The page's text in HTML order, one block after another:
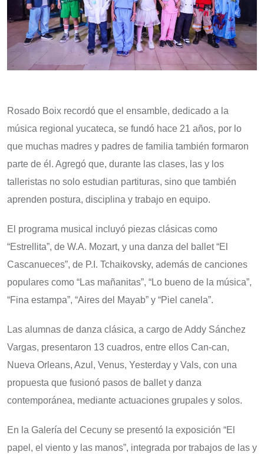
Rosado Boix recordó que el ensamble, dedicado a la
música regional yucateca, se fundó hace 21 años, por lo
que muchas madres y padres de familia también formaron
parte de él. Agregó que, durante las clases, las y los
talleristas no solo estudian partituras, sino que también
aprenden postura, disciplina y trabajo en equipo.
El programa musical incluyó piezas clásicas como
“Estrellita”, de W.A. Mozart, y una danza del ballet “El
Cascanueces”, de P.I. Tchaikovsky, además de canciones
populares como “Las mañanitas”, “Lo bueno de la música”,
“Fina estampa”, “Aires del Mayab” y “Piel canela”.
Las alumnas de danza clásica, a cargo de Addy Sánchez
Vargas, presentaron 13 cuadros, entre ellos Can-can,
Nueva Orleans, Azul, Venus, Yesterday y Vals, con una
propuesta que fusionó pasos de ballet y danza
contemporánea, mediante actuaciones grupales y solos.
En la Galería del Cecuny se presentó la exposición “El
papel, el viento y las manos”, integrada por trabajos de las y